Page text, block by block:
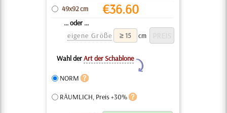
49x92 cm €36.60
... oder ...
eigene Größe
cm
Wahl derArt der Schablone
Y
NORM
RÄUMLICH, Preis +30%